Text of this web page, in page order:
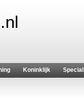
Koninklijk